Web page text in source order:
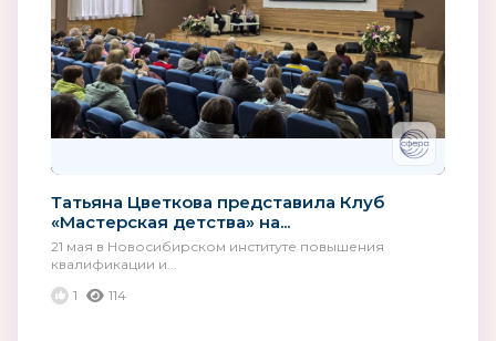
Татьяна Цветкова представила Клуб
«Мастерская детства» на...
21 мая в Новосибирском институте повышения
квалификации и...
1
114